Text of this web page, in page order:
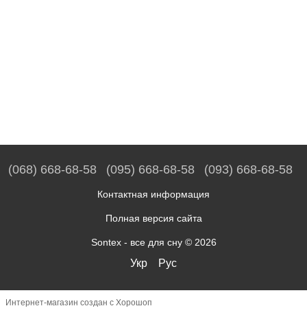
(068) 668-68-58 (095) 668-68-58 (093) 668-68-58
Контактная информация
Полная версия сайта
Sontex - все для сну © 2026
Укр Рус
Интернет-магазин создан с Хорошоп